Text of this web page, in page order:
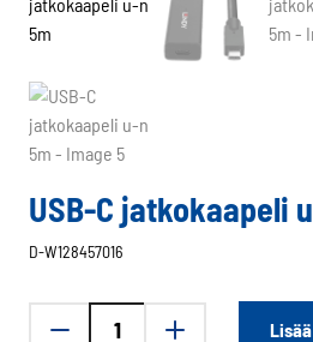
USB-C jatkokaapeli
D-W128457016